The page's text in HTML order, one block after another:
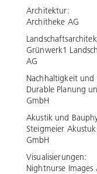
Architektur:
Architheke AG
Grünwerk1
AG
Nachhaltigkeit und
Durable Planung
GmbH
Akustik und
Steigmeier
GmbH
Visualisierungen:
Nightnurse Images